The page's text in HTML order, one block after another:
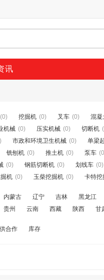
讯
(0) 挖掘机 (0) 叉车 (0) 混凝
机械 (0) 压实机械 (0) 切断机
市政和环境卫生机械 (0) 单梁
铣刨机 (0) 推土机 (0) 泵车
(0) 钢筋切断机 (0) 划线车 (0)
机 (0) 玉柴挖掘机 (0) 卡特挖
内蒙古 辽宁 吉林 黑龙江
贵州 云南 西藏 陕西 甘
合作 库存